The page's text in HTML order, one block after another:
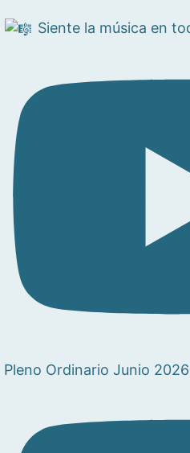
Siente la música en
Pleno Ordinario Junio 2026